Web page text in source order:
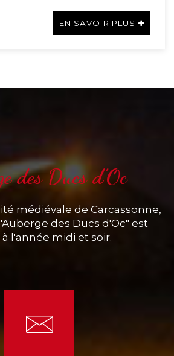
EN SAVOIR PLUS
des Ducs d'Oc
médiévale de Carcassonne,
des Ducs d'Oc" est
l'année midi et soir.